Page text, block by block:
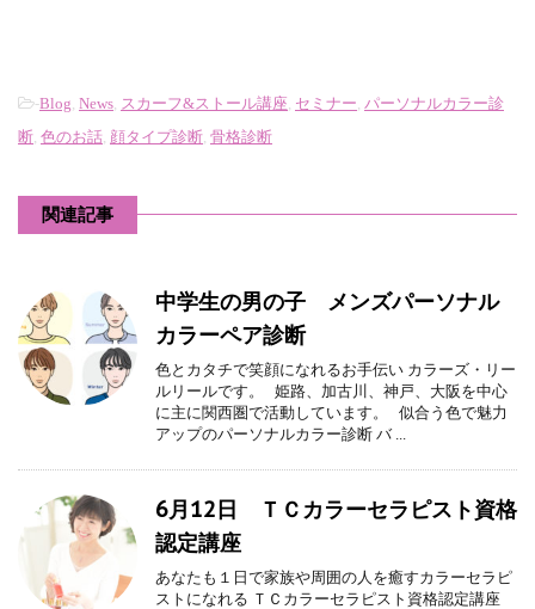
-Blog, News, スカーフ&ストール講座, セミナー, パーソナルカラー診
断, 色のお話, 顔タイプ診断, 骨格診断
関連記事
中学生の男の子 メンズパーソナル
カラーペア診断
色とカタチで笑顔になれるお手伝い カラーズ・リー
ルリールです。 姫路、加古川、神戸、大阪を中心
に主に関西圏で活動しています。 似合う色で魅力
アップのパーソナルカラー診断 バ ...
6月12日 ＴＣカラーセラピスト資格
認定講座
あなたも１日で家族や周囲の人を癒すカラーセラピ
ストになれる ＴＣカラーセラピスト資格認定講座